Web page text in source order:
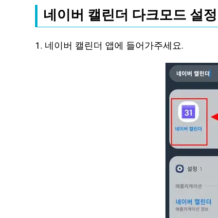
네이버 캘린더 다크모드 설
1. 네이버 캘린더 앱에 들어가주세요.